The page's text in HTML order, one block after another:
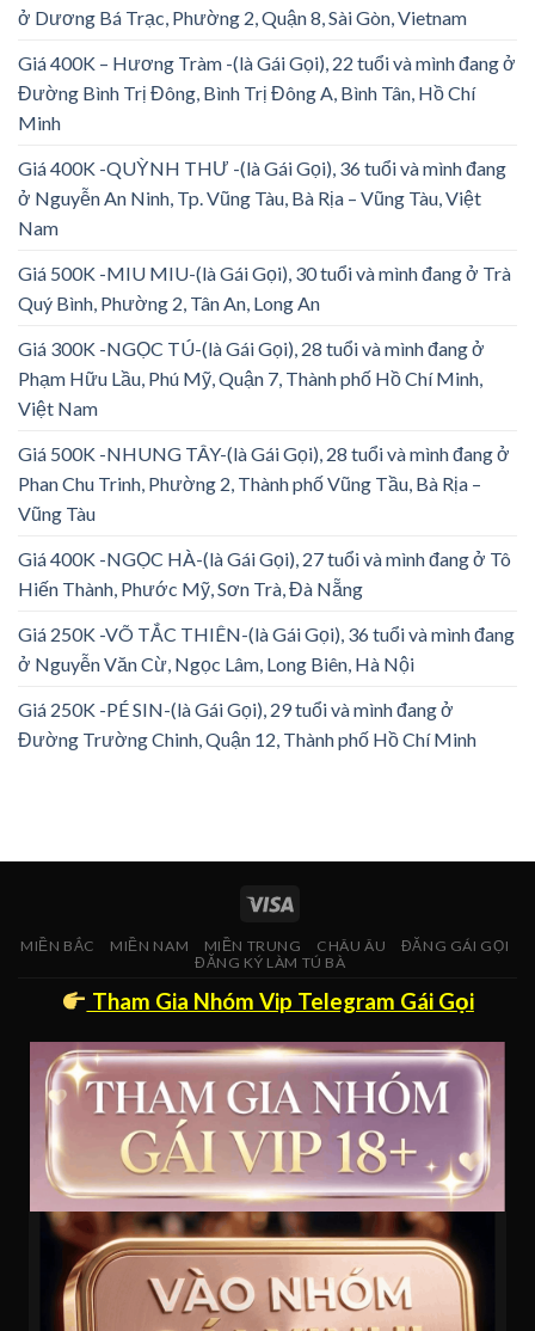
ở Dương Bá Trạc, Phường 2, Quận 8, Sài Gòn, Vietnam
Giá 400K – Hương Tràm -(là Gái Gọi), 22 tuổi và mình đang ở
Đường Bình Trị Đông, Bình Trị Đông A, Bình Tân, Hồ Chí
Minh
Giá 400K -QUỲNH THƯ -(là Gái Gọi), 36 tuổi và mình đang
ở Nguyễn An Ninh, Tp. Vũng Tàu, Bà Rịa – Vũng Tàu, Việt
Nam
Giá 500K -MIU MIU-(là Gái Gọi), 30 tuổi và mình đang ở Trà
Quý Bình, Phường 2, Tân An, Long An
Giá 300K -NGỌC TÚ-(là Gái Gọi), 28 tuổi và mình đang ở
Phạm Hữu Lầu, Phú Mỹ, Quận 7, Thành phố Hồ Chí Minh,
Việt Nam
Giá 500K -NHUNG TÂY-(là Gái Gọi), 28 tuổi và mình đang ở
Phan Chu Trinh, Phường 2, Thành phố Vũng Tầu, Bà Rịa –
Vũng Tàu
Giá 400K -NGỌC HÀ-(là Gái Gọi), 27 tuổi và mình đang ở Tô
Hiến Thành, Phước Mỹ, Sơn Trà, Đà Nẵng
Giá 250K -VÕ TẮC THIÊN-(là Gái Gọi), 36 tuổi và mình đang
ở Nguyễn Văn Cừ, Ngọc Lâm, Long Biên, Hà Nội
Giá 250K -PÉ SIN-(là Gái Gọi), 29 tuổi và mình đang ở
Đường Trường Chinh, Quận 12, Thành phố Hồ Chí Minh
MIỀN BẮC MIỀN NAM MIỀN TRUNG CHÂU ÂU
ĐĂNG GÁI GỌI
ĐĂNG KÝ LÀM TÚ BÀ
Tham Gia Nhóm Vip Telegram Gái Gọi